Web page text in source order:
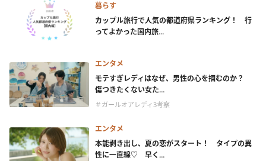
暮らす
カップル旅行で人気の都道府県ランキング！ 行
ってよかった国内旅...
エンタメ
モテすぎレディはなぜ、男性の心を掴むのか？
傷つきたくない女た...
＃ガールオアレディ3考察
エンタメ
本能剥き出し、夏の恋がスタート！ タイプの異
性に一直線♡ 早く...